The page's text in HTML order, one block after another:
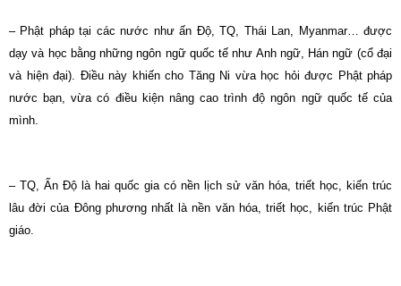
– Phật pháp tại các nước như ấn Độ, TQ, Thái Lan, Myanmar… được
dạy và học bằng những ngôn ngữ quốc tế như Anh ngữ, Hán ngữ (cổ đại
và hiện đại). Điều này khiến cho Tăng Ni vừa học hỏi được Phật pháp
nước bạn, vừa có điều kiện nâng cao trình độ ngôn ngữ quốc tế của
mình.
– TQ, Ấn Độ là hai quốc gia có nền lịch sử văn hóa, triết học, kiến trúc
lâu đời của Đông phương nhất là nền văn hóa, triết học, kiến trúc Phật
giáo.